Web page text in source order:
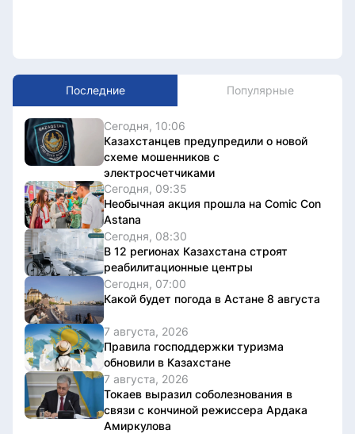
Последние Популярные
Сегодня, 10:06
Казахстанцев предупредили о новой
схеме мошенников с
электросчетчиками
Сегодня, 09:35
Необычная акция прошла на Comic Con
Astana
Сегодня, 08:30
В 12 регионах Казахстана строят
реабилитационные центры
Сегодня, 07:00
Какой будет погода в Астане 8 августа
7 августа, 2026
Правила господдержки туризма
обновили в Казахстане
7 августа, 2026
Токаев выразил соболезнования в
связи с кончиной режиссера Ардака
Амиркулова